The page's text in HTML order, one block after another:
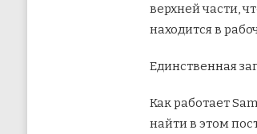
верхней части,
находится в
Единственная
Как работает
найти в этом